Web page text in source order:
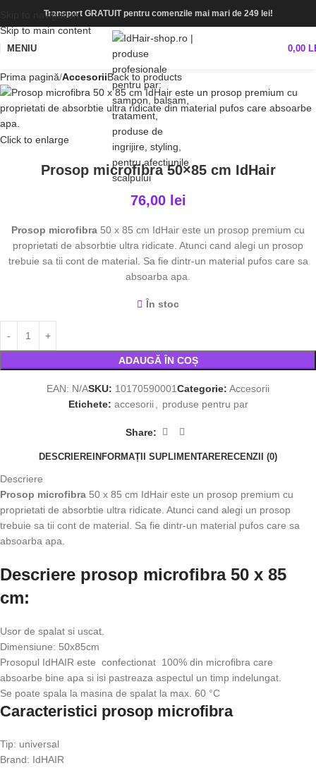
Skip to navigation
Skip to main content
Transport GRATUIT pentru comenzile mai mari de 249 lei!
MENIU 0,00
Prima pagină AccesoriiBack to products
Click to enlarge
Prosop microfibra 50×85 cm IdHair
76,00 lei
Prosop microfibra 50 x 85 cm IdHair este un prosop premium cu
proprietati de absorbtie ultra ridicate. Atunci cand alegi un prosop
trebuie sa tii cont de material. Sa fie dintr-un material pufos care sa
absoarba apa.
În stoc
ADAUGĂ ÎN COȘ
EAN: N/ASKU: 10170590001Categorie: Accesorii
Etichete: accesorii , produse pentru par
Share:
DESCRIERE INFORMAȚII SUPLIMENTARE RECENZII (0)
Descriere
Prosop microfibra 50 x 85 cm IdHair este un prosop premium cu
proprietati de absorbtie ultra ridicate. Atunci cand alegi un prosop
trebuie sa tii cont de material. Sa fie dintr-un material pufos care sa
absoarba apa.
Descriere prosop microfibra 50 x 85
cm:
Usor de spalat si uscat.
Dimensiune: 50x85cm
Prosopul IdHAIR este confectionat 100% din microfibra care
absoarbe bine apa si isi pastreaza aspectul un timp indelungat.
Se poate spala la masina de spalat la max. 60 °C
Caracteristici prosop microfibra
Tip: universal
Brand: IdHAIR